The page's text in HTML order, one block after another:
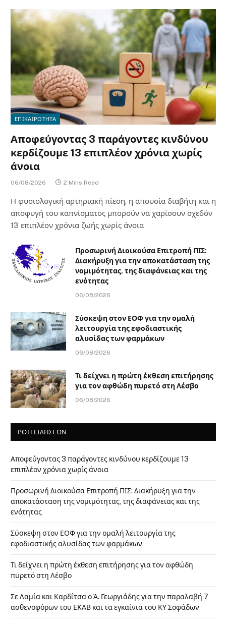
ΕΠΙΚΑΙΡΟΤΗΤΑ
Αποφεύγοντας 3 παράγοντες κινδύνου
κερδίζουμε 13 επιπλέον χρόνια χωρίς
άνοια
06/08/2026 2 Mins Read
Η φυσιολογική αρτηριακή πίεση, η απουσία διαβήτη και η
αποφυγή του καπνίσματος μπορούν να χαρίσουν σχεδόν
13 επιπλέον χρόνια ζωής χωρίς άνοια
Προσωρινή Διοικούσα Επιτροπή ΠΙΣ:
Διακήρυξη για την αποκατάσταση της
νομιμότητας, της διαφάνειας και της
ενότητας
06/08/2026
Σύσκεψη στον ΕΟΦ για την ομαλή
λειτουργία της εφοδιαστικής
αλυσίδας των φαρμάκων
06/08/2026
Τι δείχνει η πρώτη έκθεση επιτήρησης
για τον αφθώδη πυρετό στη Λέσβο
06/08/2026
ΡΟΗ ΕΙΔΗΣΕΩΝ
Αποφεύγοντας 3 παράγοντες κινδύνου κερδίζουμε 13
επιπλέον χρόνια χωρίς άνοια
Προσωρινή Διοικούσα Επιτροπή ΠΙΣ: Διακήρυξη για την
αποκατάσταση της νομιμότητας, της διαφάνειας και της
ενότητας
Σύσκεψη στον ΕΟΦ για την ομαλή λειτουργία της
εφοδιαστικής αλυσίδας των φαρμάκων
Τι δείχνει η πρώτη έκθεση επιτήρησης για τον αφθώδη
πυρετό στη Λέσβο
Σε Λαμία και Καρδίτσα ο Ά. Γεωργιάδης για την παραλαβή 7
ασθενοφόρων του ΕΚΑΒ και τα εγκαίνια του ΚΥ Σοφάδων